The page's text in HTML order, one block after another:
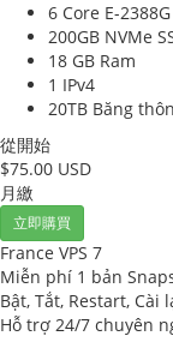
6 Core E-
200GB NVMe
18 GB Ram
1 IPv4
20TB Băng
從開始
$75.00 USD
月繳
立即購買
France VPS 7
Miễn phí 1 bản
Bật, Tắt, Restart,
Hỗ trợ 24/7 chuyên